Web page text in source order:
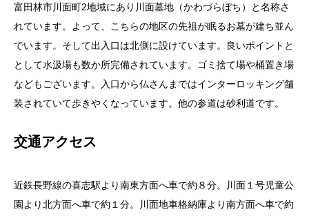
富田林市川面町2地域にあり川面墓地（かわづらぼち）と名称さ
れています。よって、こちらの地区の先祖が眠るお墓が建ち並ん
でいます。そして出入口は北側に設けています。良いポイントと
として水汲場も数か所完備されています。ゴミ捨て場や桶置き場
などもございます。入口から仏さんまではインターロッキング舗
装されていて歩きやくなっています。他の参道は砂利道です。
交通アクセス
近鉄長野線の喜志駅より南東方面へ車で約８分。川面１号児童公
園より北方面へ車で約１分。川面地車格納庫より南方面へ車で約